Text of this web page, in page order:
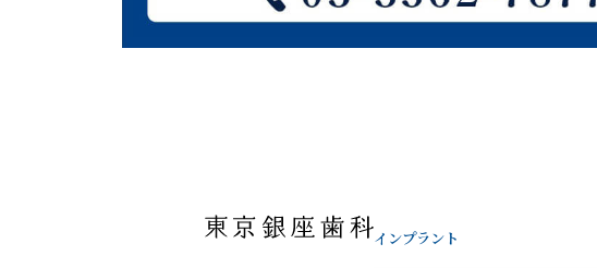
インプラント